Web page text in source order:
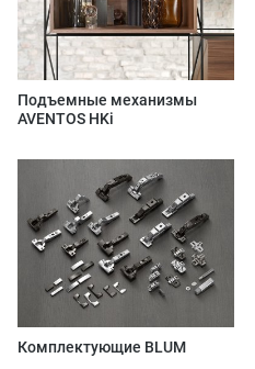
Подъемные механизмы
AVENTOS HKi
Комплектующие BLUM